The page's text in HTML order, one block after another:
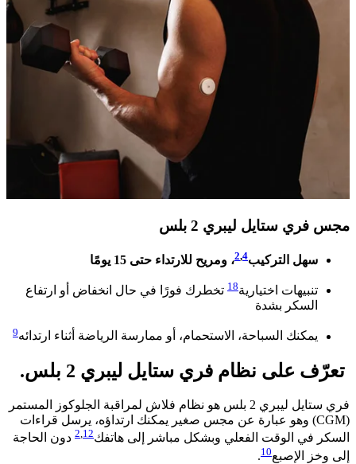
مجس فري ستايل ليبري 2 بلس​
سهل التركيب 2,4 ، ومريح للارتداء حتى 15 يومًا ​​
تنبيهات اختيارية18 تخطرك فورًا في حال انخفاض أو ارتفاع
السكر بشدة ​​ ​
يمكنك السباحة، الاستحمام، أو ممارسة الرياضة أثناء ارتدائه9
تعرّف على نظام فري ستايل ليبري 2 بلس.​
فري ستايل ليبري 2 بلس هو نظام فلاش لمراقبة الجلوكوز المستمر
(CGM) وهو عبارة عن مجس صغير يمكنك ارتداؤه، يرسل قراءات
السكر في الوقت الفعلي وبشكل مباشر إلى هاتفك
2,12
دون الحاجة
إلى وخز الإصبع10
.